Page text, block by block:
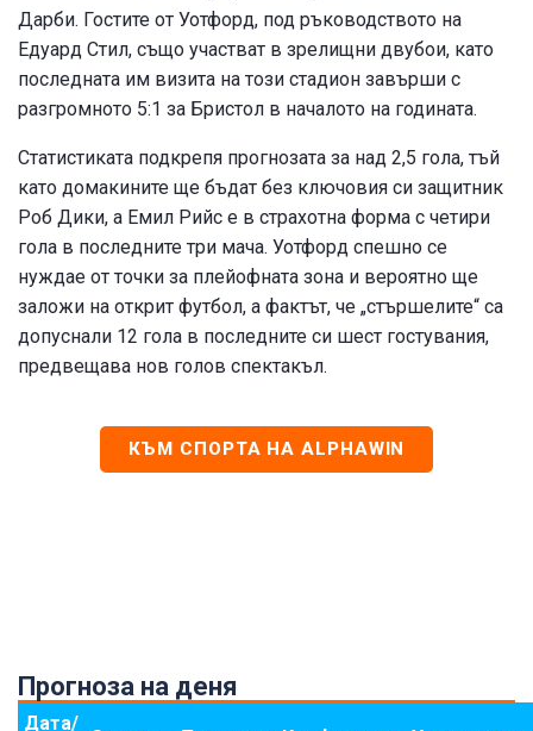
Дарби. Гостите от Уотфорд, под ръководството на
Едуард Стил, също участват в зрелищни двубои, като
последната им визита на този стадион завърши с
разгромното 5:1 за Бристол в началото на годината.
Статистиката подкрепя прогнозата за над 2,5 гола, тъй
като домакините ще бъдат без ключовия си защитник
Роб Дики, а Емил Рийс е в страхотна форма с четири
гола в последните три мача. Уотфорд спешно се
нуждае от точки за плейофната зона и вероятно ще
заложи на открит футбол, а фактът, че „стършелите“ са
допуснали 12 гола в последните си шест гостувания,
предвещава нов голов спектакъл.
КЪМ СПОРТА НА ALPHAWIN
Прогноза на деня
Дата/